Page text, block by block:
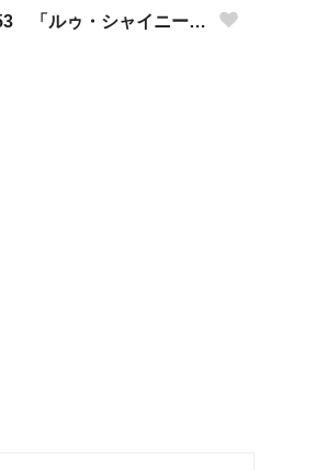
看板娘553 「ルゥ・シャイニーのよもやま話」